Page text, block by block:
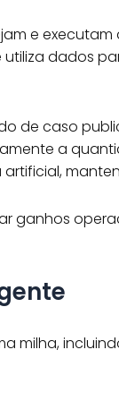
e executam
dados
de caso
a
ganhos
milha,